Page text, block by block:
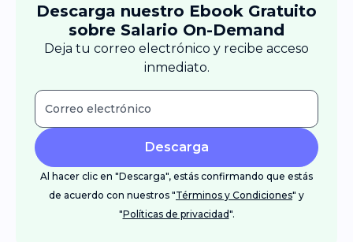
Descarga nuestro Ebook Gratuito
sobre Salario On-Demand
Deja tu correo electrónico y recibe acceso
inmediato.
Descarga
Al hacer clic en "Descarga", estás confirmando que estás
de acuerdo con nuestros "Términos y Condiciones" y
"Políticas de privacidad".